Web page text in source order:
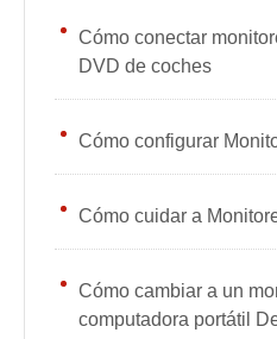
Cómo conectar
DVD de coches
Cómo configurar
Cómo cuidar a
Cómo cambiar a un
computadora portátil